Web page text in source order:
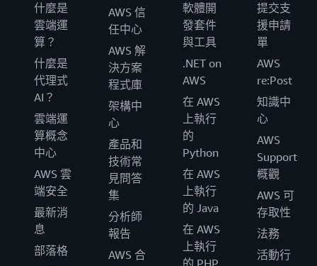
什麼是
雲端運
算？
什麼是
代理式
AI？
雲端運
算概念
中心
AWS 雲
端安全
最新消
息
部落格
AWS 信
任中心
AWS 解
決方案
程式庫
架構中
心
產品和
技術常
見問答
集
分析師
報告
AWS 合
軟體開
發套件
與工具
.NET on
AWS
在 AWS
上執行
的
Python
在 AWS
上執行
的 Java
在 AWS
上執行
的 PHP
提交支
援申請
單
AWS
re:Post
知識中
心
AWS
Support
概觀
AWS 可
存取性
法務
活動行